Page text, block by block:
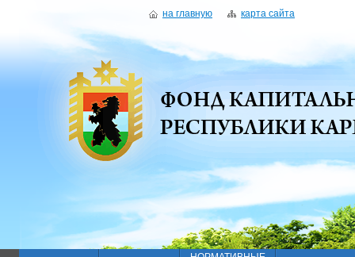
на главную карта сайта